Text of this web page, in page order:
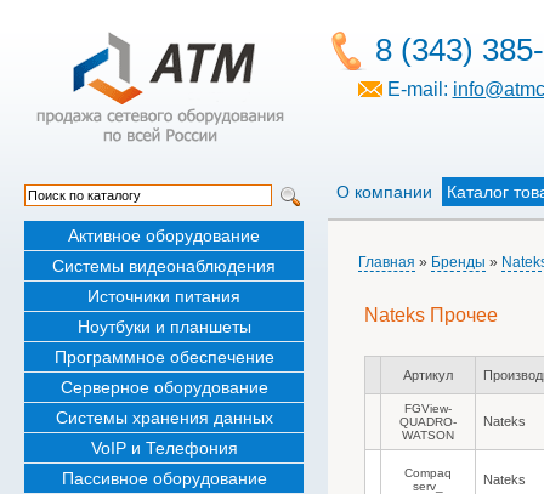
Активное оборудование
Системы видеонаблюдения
Источники питания
Ноутбуки и планшеты
Программное обеспечение
Серверное оборудование
Системы хранения данных
VoIP и Телефония
Пассивное оборудование
8 (343)
E-mail:
О компании Каталог
Главная » Бренды »
Nateks Прочее
Артикул
FGView-
QUADRO-
WATSON
Nateks
Compaq
serv_
Nateks